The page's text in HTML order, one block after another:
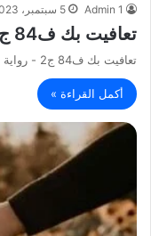
Admin 1 5 سبتمبر، 2023
تعافيت بك ف84 ج2 – رواية تعافيت بك PDF
تعافيت بك ف84 ج2 - رواية تعافيت بك PDF
أكمل القراءة »